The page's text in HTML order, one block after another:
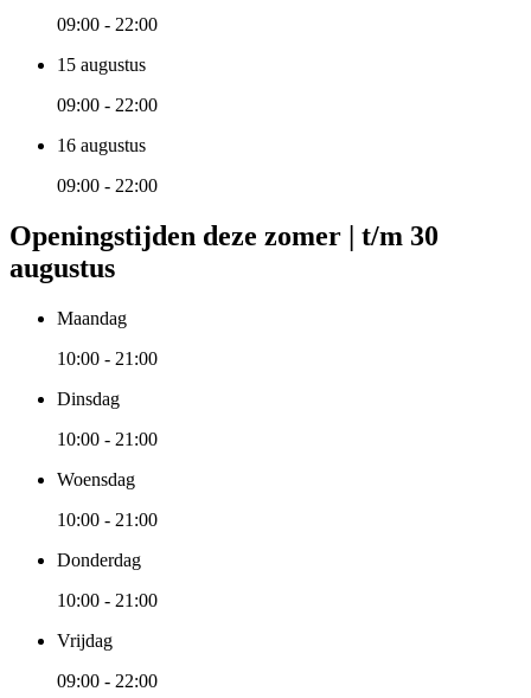
09:00 - 22:00
15 augustus
09:00 - 22:00
16 augustus
09:00 - 22:00
Openingstijden deze zomer | t/m 30
augustus
Maandag
10:00 - 21:00
Dinsdag
10:00 - 21:00
Woensdag
10:00 - 21:00
Donderdag
10:00 - 21:00
Vrijdag
09:00 - 22:00